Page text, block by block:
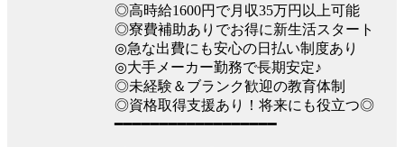
◎高時給1600円で月収35万円以上可能
◎寮費補助ありでお得に新生活スタート
◎急な出費にも安心の日払い制度あり
◎大手メーカー勤務で長期安定♪
◎未経験＆ブランク歓迎の教育体制
◎資格取得支援あり！将来にも役立つ◎
━━━━━━━━━━━━━━━━━━